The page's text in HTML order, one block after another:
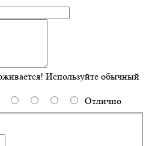
Используйте обычный
Отлично